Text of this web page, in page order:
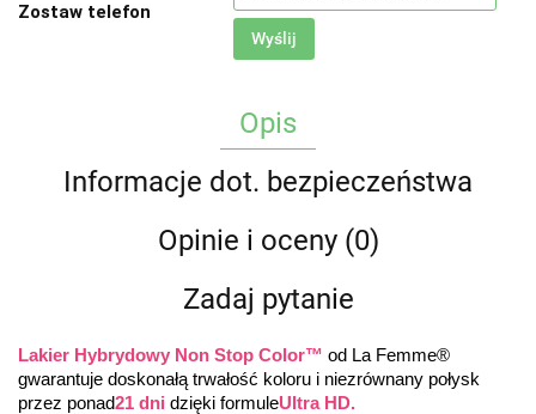
Zostaw telefon
Wyślij
Opis
Informacje dot. bezpieczeństwa
Opinie i oceny (0)
Zadaj pytanie
Lakier Hybrydowy Non Stop Color™ od La Femme®
gwarantuje doskonałą trwałość koloru i niezrównany połysk
przez ponad21 dni dzięki formuleUltra HD.